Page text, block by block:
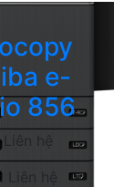
e-
856
Liên hệ
Liên hệ